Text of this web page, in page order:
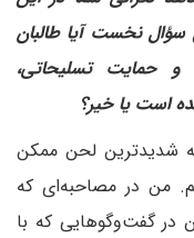
سؤال نخست آیا طالبان
و حمایت تسلیحاتی،
است یا خیر؟
به شدیدترین لحن ممکن
من در مصاحبه‌ای که
گفت‌وگوهایی که با